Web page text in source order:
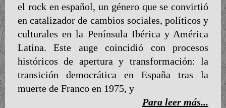
el rock en español, un género que se convirtió
en catalizador de cambios sociales, políticos y
culturales en la Península Ibérica y América
Latina. Este auge coincidió con procesos
históricos de apertura y transformación: la
transición democrática en España tras la
muerte de Franco en 1975, y
Para leer más...